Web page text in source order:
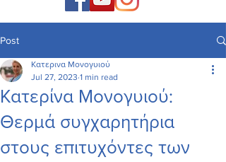
Post
Κατερίνα Μονογυιού:
Θερμά συγχαρητήρια
στους επιτυχόντες των
Κατερινα Μονογυιού
Jul 27, 2023 1 min read